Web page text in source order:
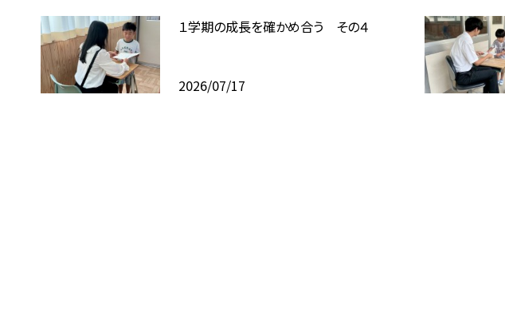
１学期の成長を確かめ合う その４
2026/07/17